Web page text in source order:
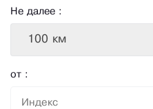
Не далее :
100 км
от :